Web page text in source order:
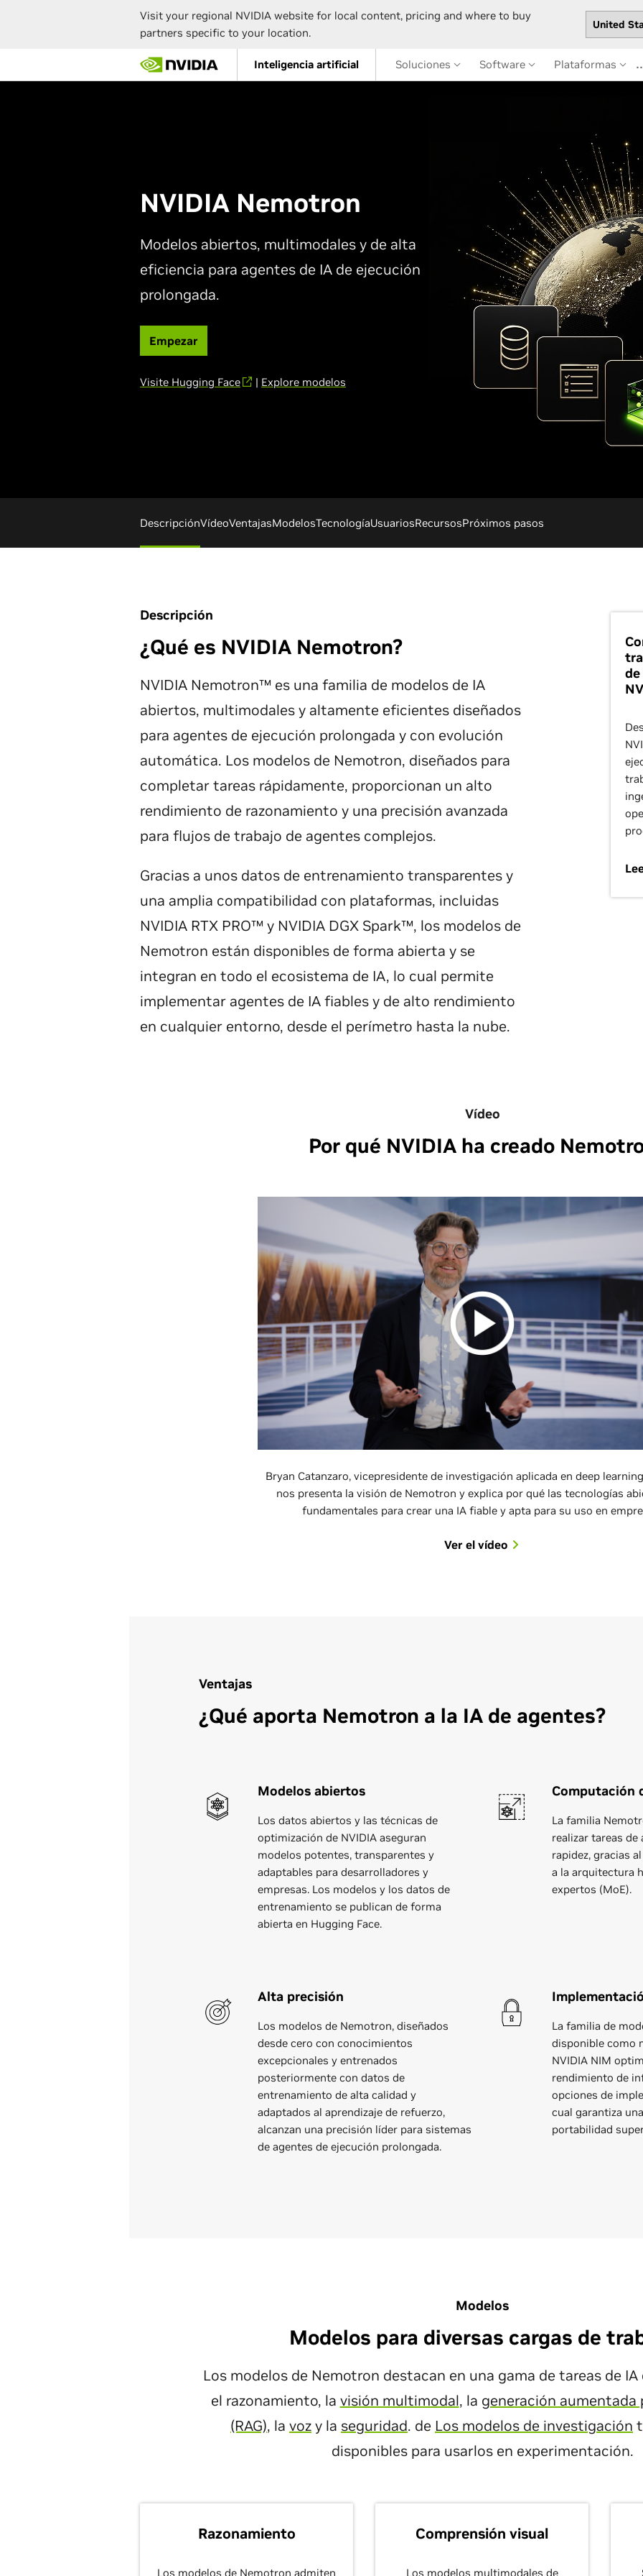
Visit your regional NVIDIA website for local content, pricing and where to buy
partners specific to your location.
main
Inteligencia artificial Soluciones Software Plataformas
NVIDIA Nemotron
Modelos abiertos, multimodales y de alta
eficiencia para agentes de IA de ejecución
prolongada.
Empezar
Visite Hugging Face | Explore modelos
DescripciónVídeoVentajasModelosTecnologíaUsuariosRecursosPróximos pasos
Descripción
¿Qué es NVIDIA Nemotron?
NVIDIA Nemotron™ es una familia de modelos de IA
abiertos, multimodales y altamente eficientes diseñados
para agentes de ejecución prolongada y con evolución
automática. Los modelos de Nemotron, diseñados para
completar tareas rápidamente, proporcionan un alto
rendimiento de razonamiento y una precisión avanzada
para flujos de trabajo de agentes complejos.
Gracias a unos datos de entrenamiento transparentes y
una amplia compatibilidad con plataformas, incluidas
NVIDIA RTX PRO™ y NVIDIA DGX Spark™, los modelos de
Nemotron están disponibles de forma abierta y se
integran en todo el ecosistema de IA, lo cual permite
implementar agentes de IA fiables y de alto rendimiento
en cualquier entorno, desde el perímetro hasta la nube.
Vídeo
Por qué NVIDIA ha creado
Bryan Catanzaro, vicepresidente de investigación aplicada en deep
nos presenta la visión de Nemotron y explica por qué las tecnologías
fundamentales para crear una IA fiable y apta para su uso en
Ver el vídeo
Ventajas
¿Qué aporta Nemotron a la IA de agentes?
Modelos abiertos
Los datos abiertos y las técnicas de
optimización de NVIDIA aseguran
modelos potentes, transparentes y
adaptables para desarrolladores y
empresas. Los modelos y los datos de
entrenamiento se publican de forma
abierta en Hugging Face.
Computación
La familia
realizar tareas
rapidez, gracias
a la arquitectura
expertos (MoE).
Alta precisión
Los modelos de Nemotron, diseñados
desde cero con conocimientos
excepcionales y entrenados
posteriormente con datos de
entrenamiento de alta calidad y
adaptados al aprendizaje de refuerzo,
alcanzan una precisión líder para sistemas
de agentes de ejecución prolongada.
La familia de
disponible como
NVIDIA NIM
rendimiento de
opciones de
cual garantiza
portabilidad
Modelos
Modelos para diversas cargas de
Los modelos de Nemotron destacan en una gama de tareas de
el razonamiento, la visión multimodal, la generación aumentada
(RAG), la vozy la seguridad. de Los modelos de investigación
disponibles para usarlos en experimentación.
Razonamiento
Los modelos de Nemotron admiten
Comprensión visual
Los modelos multimodales de